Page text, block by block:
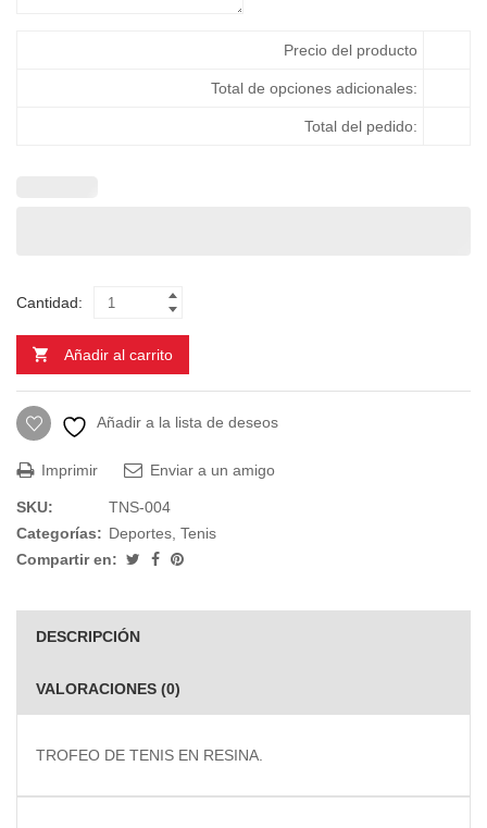
Precio del producto
Total de opciones adicionales:
Total del pedido:
Cantidad:
Añadir al carrito
Añadir a la lista de deseos
Imprimir Enviar a un amigo
SKU:
TNS-004
Categorías: Deportes, Tenis
Compartir en:
DESCRIPCIÓN
VALORACIONES (0)
TROFEO DE TENIS EN RESINA.